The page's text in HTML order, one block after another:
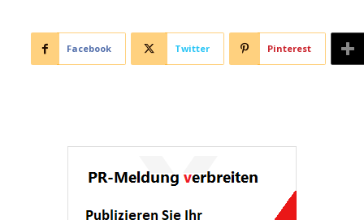
Facebook Twitter Pinterest